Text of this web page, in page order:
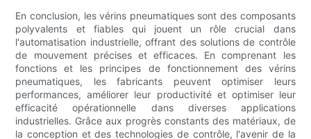
En conclusion, les vérins pneumatiques sont des composants
polyvalents et fiables qui jouent un rôle crucial dans
l'automatisation industrielle, offrant des solutions de contrôle
de mouvement précises et efficaces. En comprenant les
fonctions et les principes de fonctionnement des vérins
pneumatiques, les fabricants peuvent optimiser leurs
performances, améliorer leur productivité et optimiser leur
efficacité opérationnelle dans diverses applications
industrielles. Grâce aux progrès constants des matériaux, de
la conception et des technologies de contrôle, l'avenir de la